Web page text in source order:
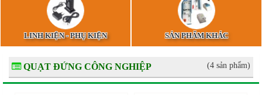
LINH KIỆN - PHỤ KIỆN SẢN PHẨM KHÁC
QUẠT ĐỨNG CÔNG NGHIỆP (4 sản phẩm)